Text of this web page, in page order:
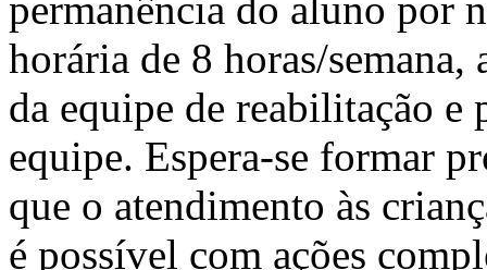
horária de 8 horas/
da equipe de reabilitação e
equipe. Espera-se formar
que o atendimento às
é possível com ações